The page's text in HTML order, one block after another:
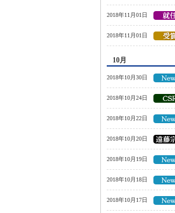
2018年11月01日
2018年11月01日
10月
2018年10月30日
2018年10月24日
2018年10月22日
2018年10月20日
2018年10月19日
2018年10月18日
2018年10月17日